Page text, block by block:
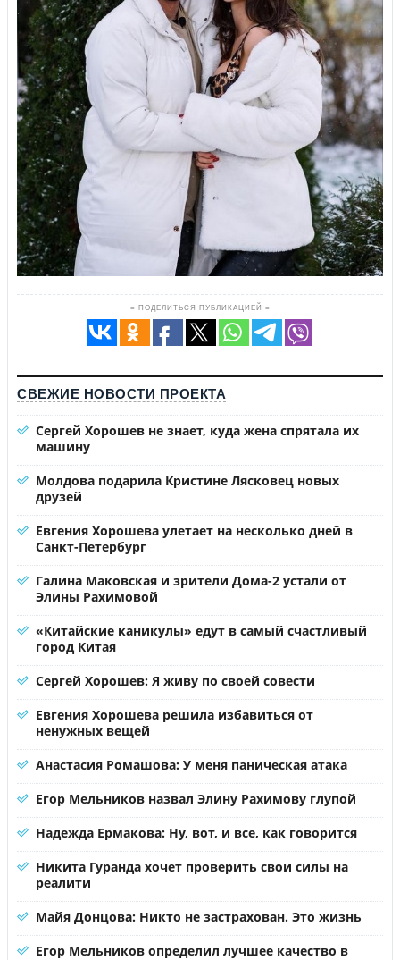
≡ ПОДЕЛИТЬСЯ ПУБЛИКАЦИЕЙ ≡
СВЕЖИЕ НОВОСТИ ПРОЕКТА
Сергей Хорошев не знает, куда жена спрятала их
машину
Молдова подарила Кристине Лясковец новых
друзей
Евгения Хорошева улетает на несколько дней в
Санкт-Петербург
Галина Маковская и зрители Дома-2 устали от
Элины Рахимовой
«Китайские каникулы» едут в самый счастливый
город Китая
Сергей Хорошев: Я живу по своей совести
Евгения Хорошева решила избавиться от
ненужных вещей
Анастасия Ромашова: У меня паническая атака
Егор Мельников назвал Элину Рахимову глупой
Надежда Ермакова: Ну, вот, и все, как говорится
Никита Гуранда хочет проверить свои силы на
реалити
Майя Донцова: Никто не застрахован. Это жизнь
Егор Мельников определил лучшее качество в